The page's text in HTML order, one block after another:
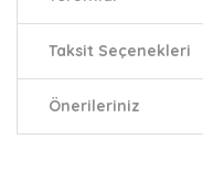
Taksit Seçenekleri
Önerileriniz